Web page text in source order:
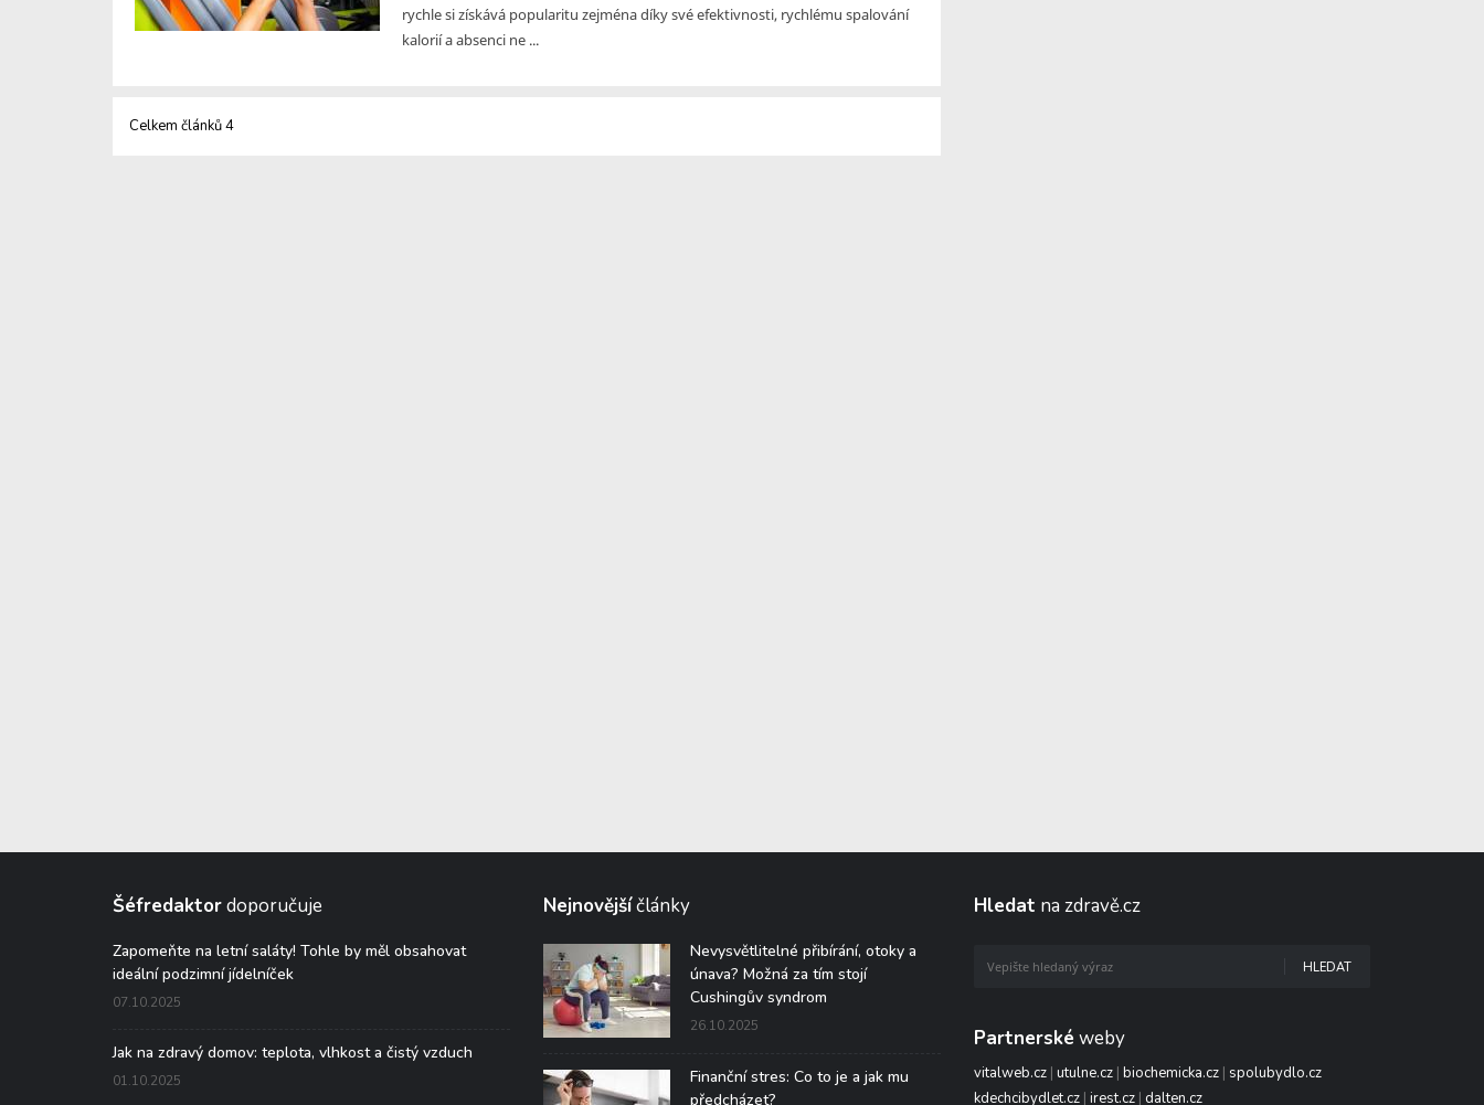
rychle si získává popularitu zejména díky své efektivnosti, rychlému spalování
kalorií a absenci ne ...
Celkem článků 4
Šéfredaktordoporučuje
Zapomeňte na letní saláty! Tohle by měl obsahovat
ideální podzimní jídelníček
07.10.2025
Jak na zdravý domov: teplota, vlhkost a čistý vzduch
01.10.2025
Nejnovějšíčlánky
Nevysvětlitelné přibírání, otoky a
únava? Možná za tím stojí
Cushingův syndrom
26.10.2025
Finanční stres: Co to je a jak mu
předcházet?
Hledat na zdravě.cz
HLEDAT
Partnerské weby
vitalweb.cz| utulne.cz| biochemicka.cz| spolubydlo.cz
kdechcibydlet.cz| irest.cz| dalten.cz